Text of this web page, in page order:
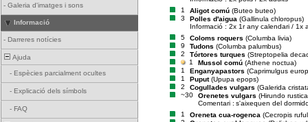
- Galeria d'imatges i sons
Informació
- Darreres notícies
Ajuda
- Espècies parcialment ocultes
- Explicació dels símbols
- FAQ
1
Aligot comú (Buteo buteo)
3
Polles d'aigua (Gallinula chloropus)
Informació : 2x 1r any calendari / 1x
5
Coloms roquers (Columba livia)
9
Tudons (Columba palumbus)
2
Tórtores turques (Streptopelia
1
Mussol comú (Athene noctua)
1
Enganyapastors (Caprimulgus
1
Puput (Upupa epops)
2
Cogullades vulgars (Galerida
~30
Orenetes vulgars (Hirundo
Comentari : s'aixequen del
1
Oreneta cua-rogenca (Cecropis